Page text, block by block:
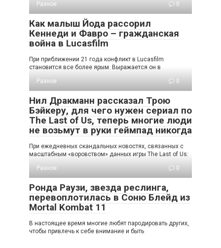
Разное
0
Как малыш Йода рассорил
Кеннеди и Фавро – гражданская
война в Lucasfilm
При приближении 21 года конфликт в Lucasfilm
становится все более ярым. Выражается он в
Разное
0
Нил Дракманн рассказал Трою
Бэйкеру, для чего нужен сериал по
The Last of Us, теперь многие люди
не возьмут в руки геймпад никогда
При ежедневных скандальных новостях, связанных с
масштабным «воровством» данных игры The Last of Us:
Разное
0
Ронда Раузи, звезда реслинга,
перевоплотилась в Соню Блейд из
Mortal Kombat 11
В настоящее время многие любят пародировать других,
чтобы привлечь к себе внимание и быть